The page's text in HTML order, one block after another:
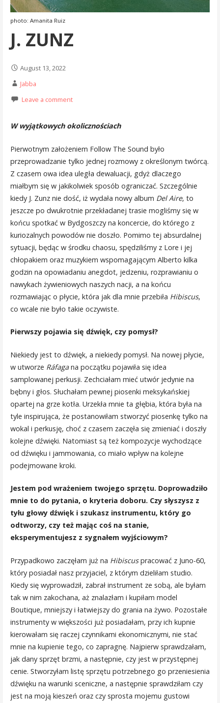
photo: Amanita Ruiz
J. ZUNZ
August 13, 2022
Jabba
Leave a comment
W wyjątkowych okolicznościach
Pierwotnym założeniem Follow The Sound było
przeprowadzanie tylko jednej rozmowy z określonym twórcą.
Z czasem owa idea uległa dewaluacji, gdyż dlaczego
miałbym się w jakikolwiek sposób ograniczać. Szczególnie
kiedy J. Zunz nie dość, iż wydała nowy album Del Aire, to
jeszcze po dwukrotnie przekładanej trasie mogliśmy się w
końcu spotkać w Bydgoszczy na koncercie, do którego z
kuriozalnych powodów nie doszło. Pomimo tej absurdalnej
sytuacji, będąc w środku chaosu, spędziliśmy z Lore i jej
chłopakiem oraz muzykiem wspomagającym Alberto kilka
godzin na opowiadaniu anegdot, jedzeniu, rozprawianiu o
nawykach żywieniowych naszych nacji, a na końcu
rozmawiając o płycie, która jak dla mnie przebiła Hibiscus,
co wcale nie było takie oczywiste.
Pierwszy pojawia się dźwięk, czy pomysł?
Niekiedy jest to dźwięk, a niekiedy pomysł. Na nowej płycie,
w utworze Ráfagana początku pojawiła się idea
samplowanej perkusji. Zechciałam mieć utwór jedynie na
bębny i głos. Słuchałam pewnej piosenki meksykańskiej
opartej na grze kotła. Urzekła mnie ta głębia, która była na
tyle inspirująca, że postanowiłam stworzyć piosenkę tylko na
wokal i perkusję, choć z czasem zaczęła się zmieniać i doszły
kolejne dźwięki. Natomiast są też kompozycje wychodzące
od dźwięku i jammowania, co miało wpływ na kolejne
podejmowane kroki.
Jestem pod wrażeniem twojego sprzętu. Doprowadziło
mnie to do pytania, o kryteria doboru. Czy słyszysz z
tyłu głowy dźwięk i szukasz instrumentu, który go
odtworzy, czy też mając coś na stanie,
eksperymentujesz z sygnałem wyjściowym?
Przypadkowo zaczęłam już na Hibiscuspracować z Juno-60,
który posiadał nasz przyjaciel, z którym dzieliłam studio.
Kiedy się wyprowadził, zabrał instrument ze sobą, ale byłam
tak w nim zakochana, aż znalazłam i kupiłam model
Boutique, mniejszy i łatwiejszy do grania na żywo. Pozostałe
instrumenty w większości już posiadałam, przy ich kupnie
kierowałam się raczej czynnikami ekonomicznymi, nie stać
mnie na kupienie tego, co zapragnę. Najpierw sprawdzałam,
jak dany sprzęt brzmi, a następnie, czy jest w przystępnej
cenie. Stworzyłam listę sprzętu potrzebnego go przeniesienia
dźwięku na warunki sceniczne, a następnie sprawdziłam czy
jest na moją kieszeń oraz czy sprosta mojemu gustowi